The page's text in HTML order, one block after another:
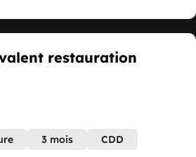
restauration
3 mois CDD